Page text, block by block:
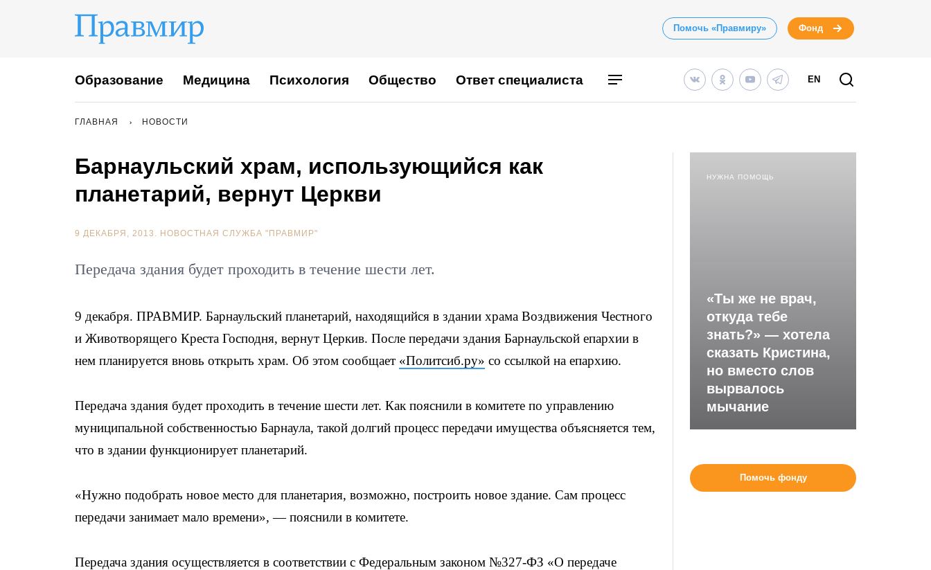
Помочь «Правмиру» Фонд
Образование Медицина Психология Общество Ответ специалиста EN
ГЛАВНАЯ НОВОСТИ
Барнаульский храм, использующийся как
планетарий, вернут Церкви
9 ДЕКАБРЯ, 2013. НОВОСТНАЯ СЛУЖБА "ПРАВМИР"
Передача здания будет проходить в течение шести лет.
9 декабря. ПРАВМИР. Барнаульский планетарий, находящийся в здании храма Воздвижения Честного
и Животворящего Креста Господня, вернут Церкив. После передачи здания Барнаульской епархии в
нем планируется вновь открыть храм. Об этом сообщает «Политсиб.ру» со ссылкой на епархию.
Передача здания будет проходить в течение шести лет. Как пояснили в комитете по управлению
муниципальной собственностью Барнаула, такой долгий процесс передачи имущества объясняется тем,
что в здании функционирует планетарий.
«Нужно подобрать новое место для планетария, возможно, построить новое здание. Сам процесс
передачи занимает мало времени», — пояснили в комитете.
Передача здания осуществляется в соответствии с Федеральным законом №327-ФЗ «О передаче
НУЖНА ПОМОЩЬ
«Ты же не врач,
откуда тебе
знать?» — хотела
сказать Кристина,
но вместо слов
вырвалось
мычание
Помочь фонду